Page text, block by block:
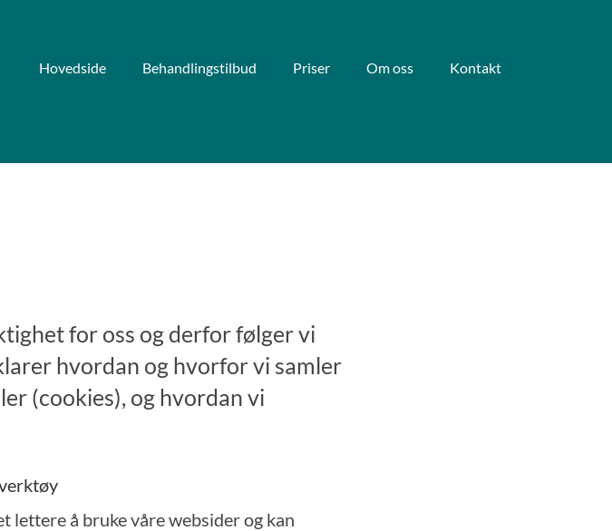
Hovedside Behandlingstilbud Priser Om oss Kontakt
for oss og derfor følger vi
hvordan og hvorfor vi samler
(cookies), og hvordan vi
lettere å bruke våre websider og kan